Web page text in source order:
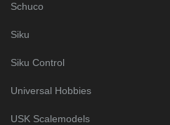
Schuco
Siku
Siku Control
Universal Hobbies
USK Scalemodels